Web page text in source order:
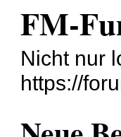
FM-
Nicht nur
https://